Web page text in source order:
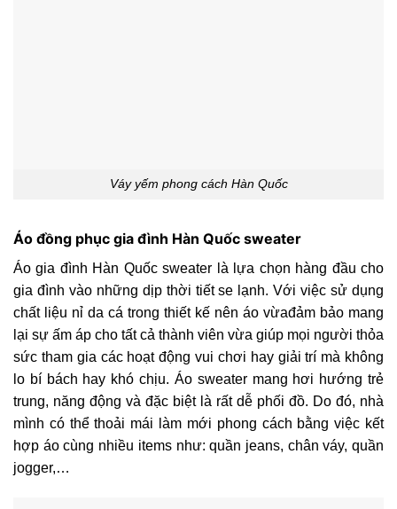
Váy yếm phong cách Hàn Quốc
Áo đồng phục gia đình Hàn Quốc sweater
Áo gia đình Hàn Quốc sweater là lựa chọn hàng đầu cho
gia đình vào những dịp thời tiết se lạnh. Với việc sử dụng
chất liệu nỉ da cá trong thiết kế nên áo vừađảm bảo mang
lại sự ấm áp cho tất cả thành viên vừa giúp mọi người thỏa
sức tham gia các hoạt động vui chơi hay giải trí mà không
lo bí bách hay khó chịu. Áo sweater mang hơi hướng trẻ
trung, năng động và đặc biệt là rất dễ phối đồ. Do đó, nhà
mình có thể thoải mái làm mới phong cách bằng việc kết
hợp áo cùng nhiều items như: quần jeans, chân váy, quần
jogger,…